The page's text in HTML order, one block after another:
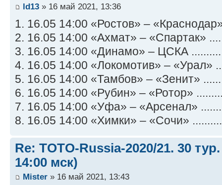
ld13 » 16 май 2021, 13:36
1. 16.05 14:00 «Ростов» –
2. 16.05 14:00 «Ахмат» – «Спартак»
3. 16.05 14:00 «Динамо» – ЦСКА
4. 16.05 14:00 «Локомотив» – «Урал»
5. 16.05 14:00 «Тамбов» – «Зенит»
6. 16.05 14:00 «Рубин» – «Ротор»
7. 16.05 14:00 «Уфа» – «Арсенал»
8. 16.05 14:00 «Химки» – «Сочи»
Re: TOTO-Russia-2020/21. 30
14:00 мск)
Mister » 16 май 2021, 13:43